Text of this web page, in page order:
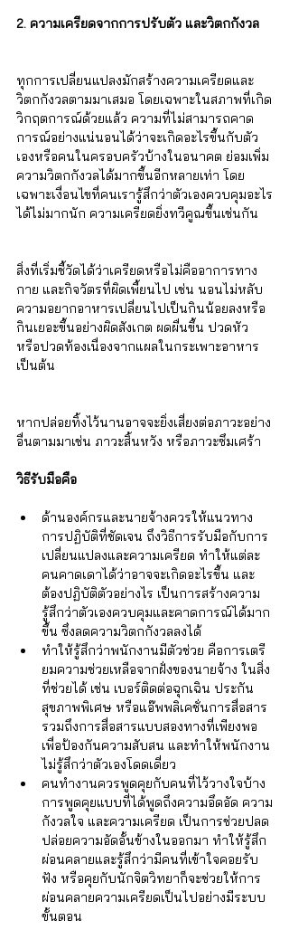
2. ความเครียดจากการปรับตัว และวิตกกังวล
ทุกการเปลี่ยนแปลงมักสร้างความเครียดและ
วิตกกังวลตามมาเสมอ โดยเฉพาะในสภาพที่เกิด
วิกฤตการณ์ด้วยแล้ว ความที่ไม่สามารถคาด
การณ์อย่างแน่นอนได้ว่าจะเกิดอะไรขึ้นกับตัว
เองหรือคนในครอบครัวบ้างในอนาคต ย่อมเพิ่ม
ความวิตกกังวลได้มากขึ้นอีกหลายเท่า โดย
เฉพาะเงื่อนไขที่คนเรารู้สึกว่าตัวเองควบคุมอะไร
ได้ไม่มากนัก ความเครียดยิ่งทวีคูณขึ้นเช่นกัน
สิ่งที่เริ่มชี้วัดได้ว่าเครียดหรือไม่คืออาการทาง
กาย และกิจวัตรที่ผิดเพี้ยนไป เช่น นอนไม่หลับ
ความอยากอาหารเปลี่ยนไปเป็นกินน้อยลงหรือ
กินเยอะขึ้นอย่างผิดสังเกต ผดผื่นขึ้น ปวดหัว
หรือปวดท้องเนื่องจากแผลในกระเพาะอาหาร
เป็นต้น
หากปล่อยทิ้งไว้นานอาจจะยิ่งเสี่ยงต่อภาวะอย่าง
อื่นตามมาเช่น ภาวะสิ้นหวัง หรือภาวะซึมเศร้า
วิธีรับมือคือ
ด้านองค์กรและนายจ้างควรให้แนวทาง
การปฏิบัติที่ชัดเจน ถึงวิธีการรับมือกับการ
เปลี่ยนแปลงและความเครียด ทำให้แต่ละ
คนคาดเดาได้ว่าอาจจะเกิดอะไรขึ้น และ
ต้องปฏิบัติตัวอย่างไร เป็นการสร้างความ
รู้สึกว่าตัวเองควบคุมและคาดการณ์ได้มาก
ขึ้น ซึ่งลดความวิตกกังวลลงได้
ทำให้รู้สึกว่าพนักงานมีตัวช่วย คือการเตรี
ยมความช่วยเหลือจากฝั่งของนายจ้าง ในสิ่ง
ที่ช่วยได้ เช่น เบอร์ติดต่อฉุกเฉิน ประกัน
สุขภาพพิเศษ หรือแอ๊พพลิเคชั่นการสื่อสาร
รวมถึงการสื่อสารแบบสองทางที่เพียงพอ
เพื่อป้องกันความสับสน และทำให้พนักงาน
ไม่รู้สึกว่าตัวเองโดดเดี่ยว
คนทำงานควรพูดคุยกับคนที่ไว้วางใจบ้าง
การพูดคุยแบบที่ได้พูดถึงความอึดอัด ความ
กังวลใจ และความเครียด เป็นการช่วยปลด
ปล่อยความอัดอั้นข้างในออกมา ทำให้รู้สึก
ผ่อนคลายและรู้สึกว่ามีคนที่เข้าใจคอยรับ
ฟัง หรือคุยกับนักจิตวิทยาก็จะช่วยให้การ
ผ่อนคลายความเครียดเป็นไปอย่างมีระบบ
ขั้นตอน